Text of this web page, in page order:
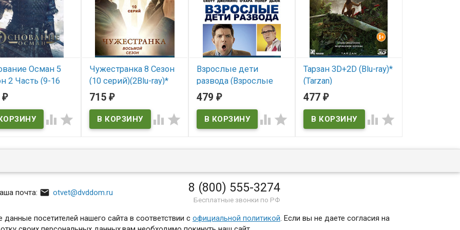
Осман 5
2 Часть (9-16
(4DVD)
₽
 
Чужестранка 8 Сезон
(10 серий)(2Blu-ray)*
(Now You See Me)
В наличии
Now You See Me
715₽
 
Взрослые дети
развода (Взрослые
дети разведенных
479 ₽
 
Тарзан 3D+2D (Blu-ray)*
(Tarzan)
В наличии
Tarzan
477₽
 
почта:  otvet@dvddom.ru 8 (800) 555-3274
Бесплатные звонки по РФ
посетителей нашего сайта в соответствии с официальной политикой . Если вы не даете согласия на